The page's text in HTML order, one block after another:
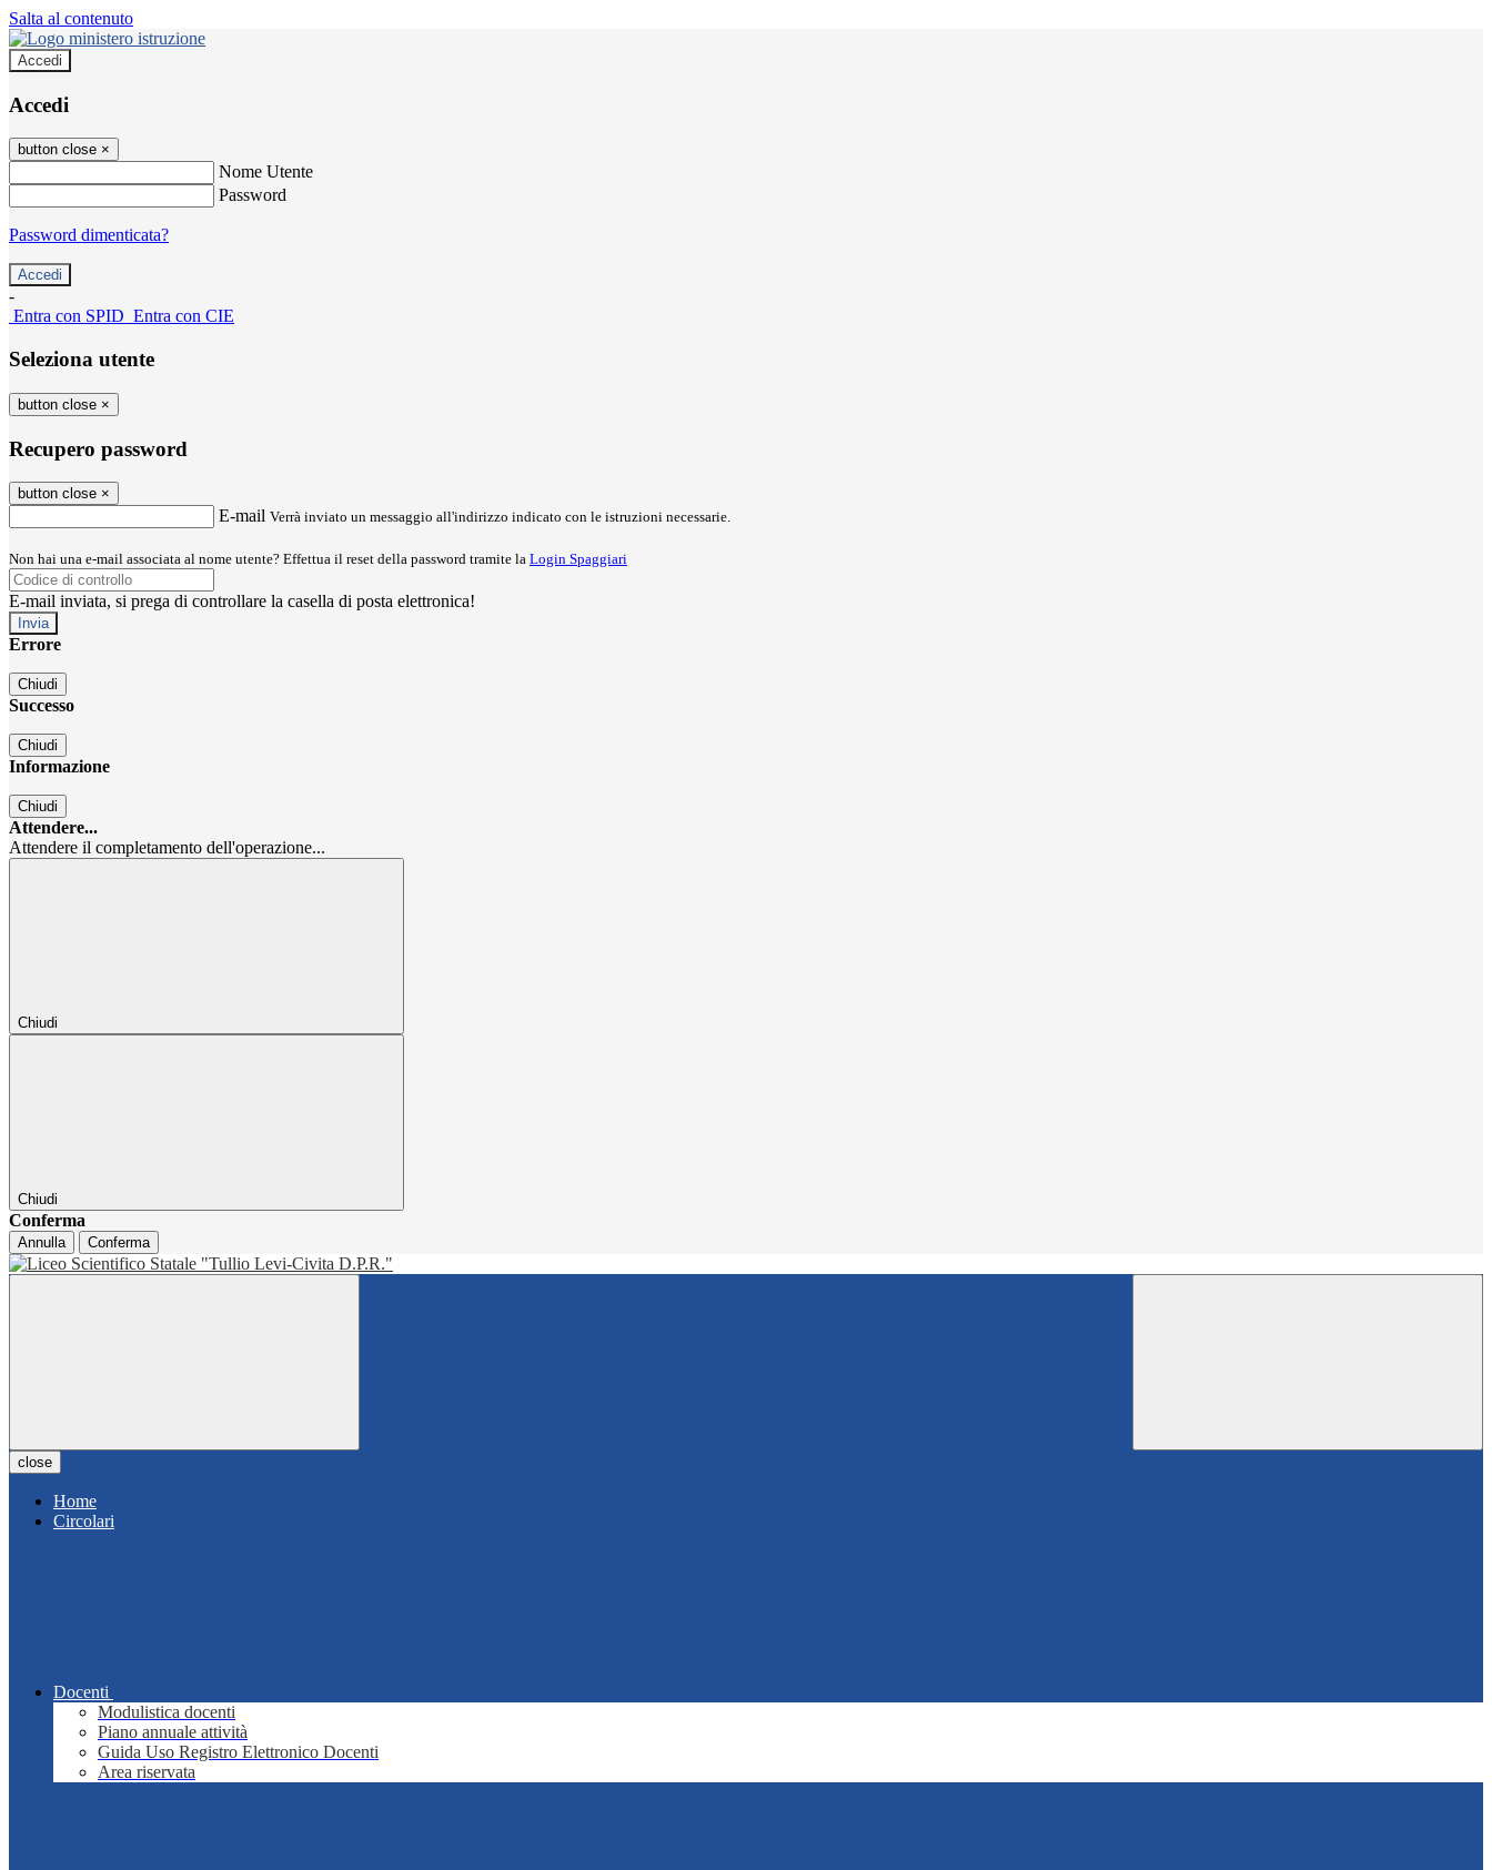
Salta al contenuto
Accedi
Accedi
button close ×
Nome Utente
Password
Password dimenticata?
-
Entra con SPID Entra con CIE
Seleziona utente
button close ×
Recupero password
button close ×
E-mail Verrà inviato un messaggio all'indirizzo indicato con le istruzioni necessarie.
Non hai una e-mail associata al nome utente? Effettua il reset della password tramite la Login Spaggiari
E-mail inviata, si prega di controllare la casella di posta elettronica!
Errore
Chiudi
Successo
Chiudi
Informazione
Chiudi
Attendere...
Attendere il completamento dell'operazione...
Chiudi
Chiudi
Conferma
Annulla Conferma
close
Home
Circolari
Docenti
Modulistica docenti
Piano annuale attività
Guida Uso Registro Elettronico Docenti
Area riservata